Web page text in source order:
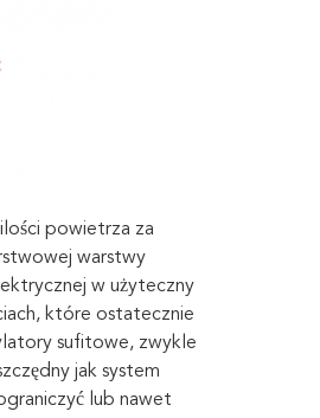
powietrza za
warstwy
w użyteczny
które ostatecznie
sufitowe, zwykle
jak system
lub nawet